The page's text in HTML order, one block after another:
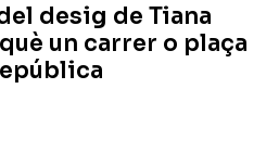
desig de Tiana
un carrer o plaça